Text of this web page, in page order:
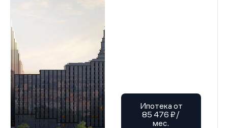
Ипотека от
85 476 ₽/
мес.